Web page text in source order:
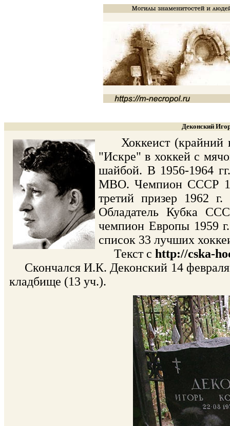
Деконский
Хоккеист (крайний
"Искре" в хоккей с
шайбой. В 1956-1964
МВО. Чемпион СССР
третий призер 1962
Обладатель Кубка
чемпион Европы 1959
список 33 лучших
Текст с http://cska-
Скончался И.К. Деконский 14 февраля
кладбище (13 уч.).